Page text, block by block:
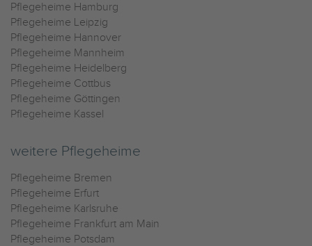
Pflegeheime Hamburg
Pflegeheime Leipzig
Pflegeheime Hannover
Pflegeheime Mannheim
Pflegeheime Heidelberg
Pflegeheime Cottbus
Pflegeheime Göttingen
Pflegeheime Kassel
weitere Pflegeheime
Pflegeheime Bremen
Pflegeheime Erfurt
Pflegeheime Karlsruhe
Pflegeheime Frankfurt am Main
Pflegeheime Potsdam